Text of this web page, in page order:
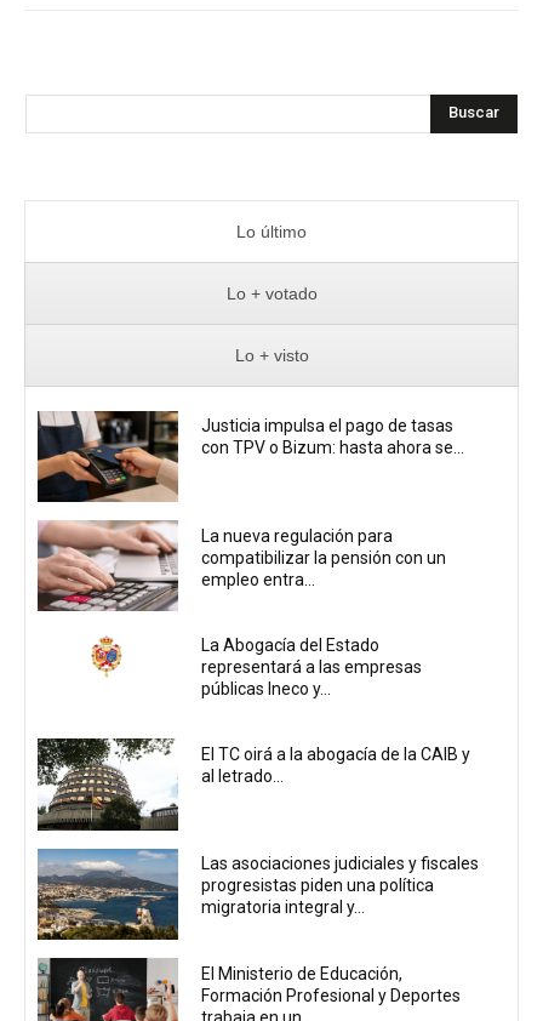
Buscar
Lo último
Lo + votado
Lo + visto
Justicia impulsa el pago de tasas
con TPV o Bizum: hasta ahora se...
La nueva regulación para
compatibilizar la pensión con un
empleo entra...
La Abogacía del Estado
representará a las empresas
públicas Ineco y...
El TC oirá a la abogacía de la CAIB y
al letrado...
Las asociaciones judiciales y fiscales
progresistas piden una política
migratoria integral y...
El Ministerio de Educación,
Formación Profesional y Deportes
trabaja en un...